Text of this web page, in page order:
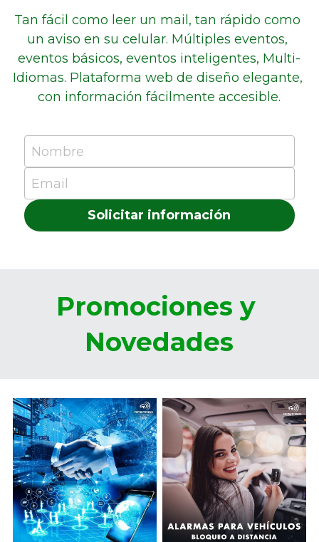
Tan fácil como leer un mail, tan rápido como
un aviso en su celular. Múltiples eventos,
eventos básicos, eventos inteligentes, Multi-
Idiomas. Plataforma web de diseño elegante,
con información fácilmente accesible.
Nombre
Email
Solicitar información
Promociones y
Novedades